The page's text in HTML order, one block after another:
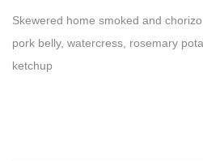
Skewered home smoked and
pork belly, watercress, rosemary
ketchup